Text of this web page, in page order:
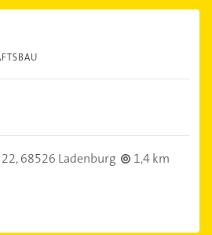
68526 Ladenburg
1,4 km